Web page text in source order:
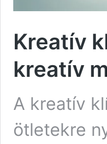
Kreatív
kreatív
A kreatív
ötletekre